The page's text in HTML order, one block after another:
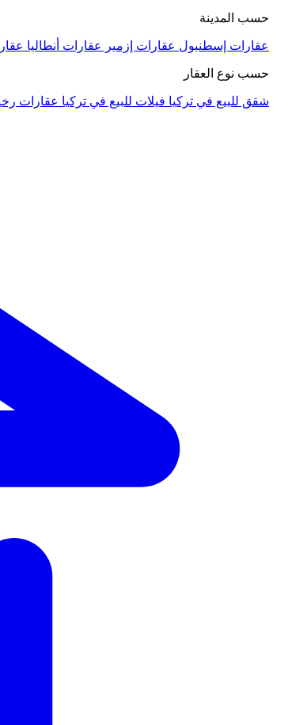
حسب المدينة
عقارات إسطنبول عقارات إزمير عقارات أنطاليا
حسب نوع العقار
شقق للبيع في تركيا فيلات للبيع في تركيا عقارات